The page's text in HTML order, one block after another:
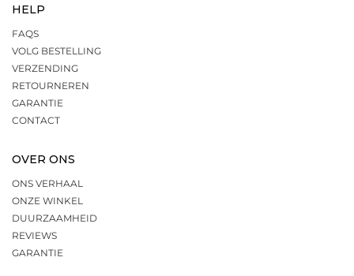
HELP
FAQS
VOLG BESTELLING
VERZENDING
RETOURNEREN
GARANTIE
CONTACT
OVER ONS
ONS VERHAAL
ONZE WINKEL
DUURZAAMHEID
REVIEWS
GARANTIE